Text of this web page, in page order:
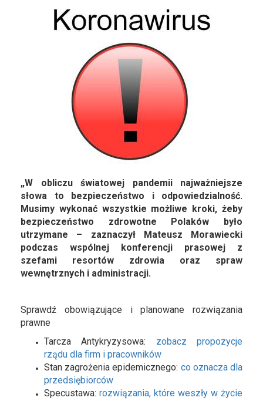
„W obliczu światowej pandemii najważniejsze
słowa to bezpieczeństwo i odpowiedzialność.
Musimy wykonać wszystkie możliwe kroki, żeby
bezpieczeństwo zdrowotne Polaków było
utrzymane – zaznaczył Mateusz Morawiecki
podczas wspólnej konferencji prasowej z
szefami resortów zdrowia oraz spraw
wewnętrznych i administracji.
Sprawdź obowiązujące i planowane rozwiązania
prawne
Tarcza Antykryzysowa: zobacz propozycje
rządu dla firm i pracowników
Stan zagrożenia epidemicznego: co oznacza dla
przedsiębiorców
Specustawa: rozwiązania, które weszły w życie